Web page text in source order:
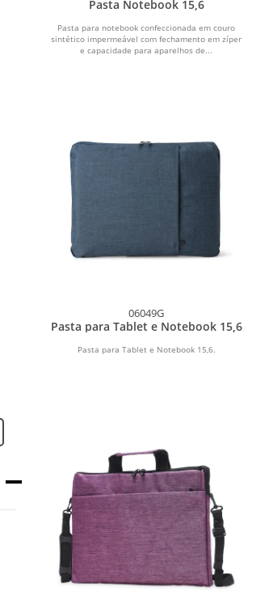
Pasta Notebook 15,6
Pasta para notebook confeccionada em couro
sintético impermeável com fechamento em zíper
e capacidade para aparelhos de...
06049G
Pasta para Tablet e Notebook 15,6
Pasta para Tablet e Notebook 15,6.